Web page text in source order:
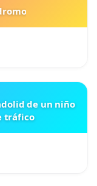
de un niño
tráfico